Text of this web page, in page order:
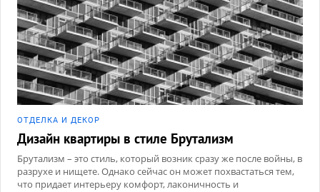
ОТДЕЛКА И ДЕКОР
Дизайн квартиры в стиле Брутализм
Брутализм – это стиль, который возник сразу же после войны, в
разрухе и нищете. Однако сейчас он может похвастаться тем,
что придает интерьеру комфорт, лаконичность и